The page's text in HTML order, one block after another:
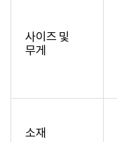
사이즈 및
무게
소재